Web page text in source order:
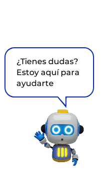
¿Tienes dudas?
Estoy aquí para
ayudarte